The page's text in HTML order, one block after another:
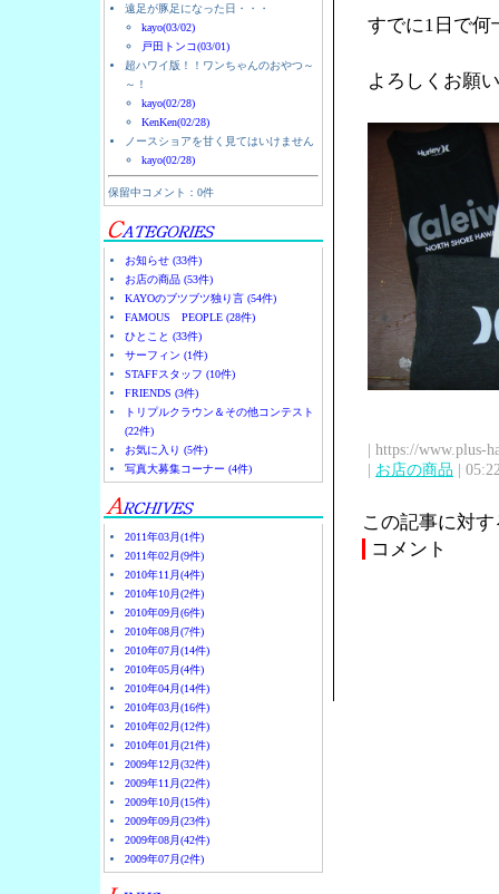
遠足が豚足になった日・・・
kayo(03/02)
戸田トンコ(03/01)
超ハワイ版！！ワンちゃんのおやつ～
～！
kayo(02/28)
KenKen(02/28)
ノースショアを甘く見てはいけません
kayo(02/28)
保留中コメント：0件
お知らせ (33件)
お店の商品 (53件)
KAYOのブツブツ独り言 (54件)
FAMOUS PEOPLE (28件)
ひとこと (33件)
サーフィン (1件)
STAFFスタッフ (10件)
FRIENDS (3件)
トリプルクラウン＆その他コンテスト
(22件)
お気に入り (5件)
写真大募集コーナー (4件)
2011年03月(1件)
2011年02月(9件)
2010年11月(4件)
2010年10月(2件)
2010年09月(6件)
2010年08月(7件)
2010年07月(14件)
2010年05月(4件)
2010年04月(14件)
2010年03月(16件)
2010年02月(12件)
2010年01月(21件)
2009年12月(32件)
2009年11月(22件)
2009年10月(15件)
2009年09月(23件)
2009年08月(42件)
2009年07月(2件)
すでに1日で何
よろしくお願
| https://www.plus-
| お店の商品 |
この記事に対
コメント